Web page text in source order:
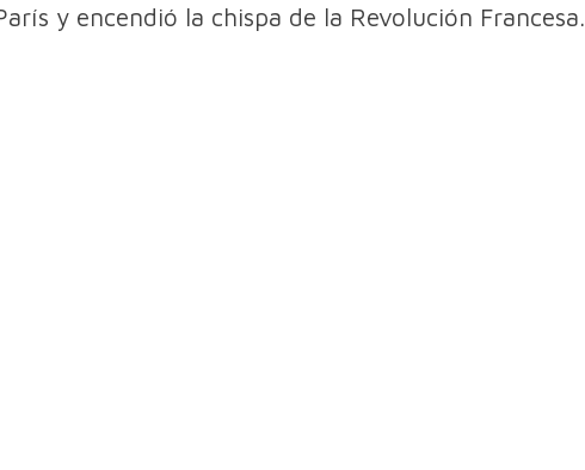
y encendió la chispa de la Revolución Francesa.